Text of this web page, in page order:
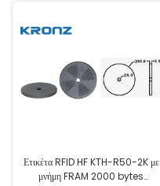
Ετικέτα RFID HF KTH-R50-2K με
μνήμη FRAM 2000 bytes